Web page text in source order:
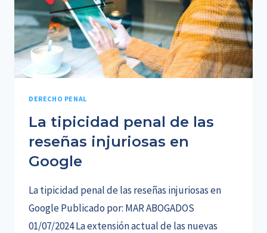
DERECHO PENAL
La tipicidad penal de las
reseñas injuriosas en
Google
La tipicidad penal de las reseñas injuriosas en
Google Publicado por: MAR ABOGADOS
01/07/2024 La extensión actual de las nuevas